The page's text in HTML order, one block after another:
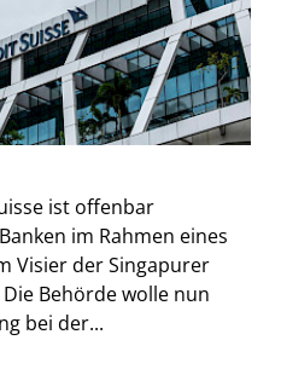
ist offenbar
im Rahmen eines
Visier der Singapurer
Behörde wolle nun
bei der...